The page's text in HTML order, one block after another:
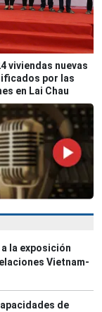
viviendas nuevas
por las
en Lai Chau
la exposición
Vietnam-
de